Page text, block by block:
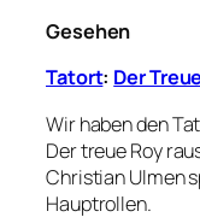
Gesehen
Tatort: Der
Wir haben den
Der treue Roy
Christian Ulmen
Hauptrollen.